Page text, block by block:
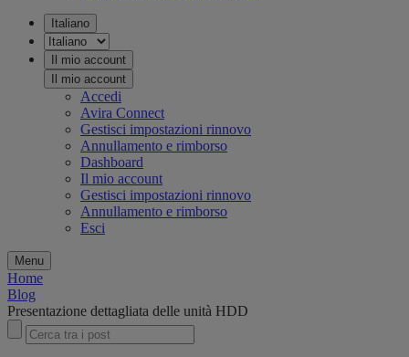
Italiano
Il mio account
Il mio account
Accedi
Avira Connect
Gestisci impostazioni rinnovo
Annullamento e rimborso
Dashboard
Il mio account
Gestisci impostazioni rinnovo
Annullamento e rimborso
Esci
Menu
Home
Blog
Presentazione dettagliata delle unità HDD